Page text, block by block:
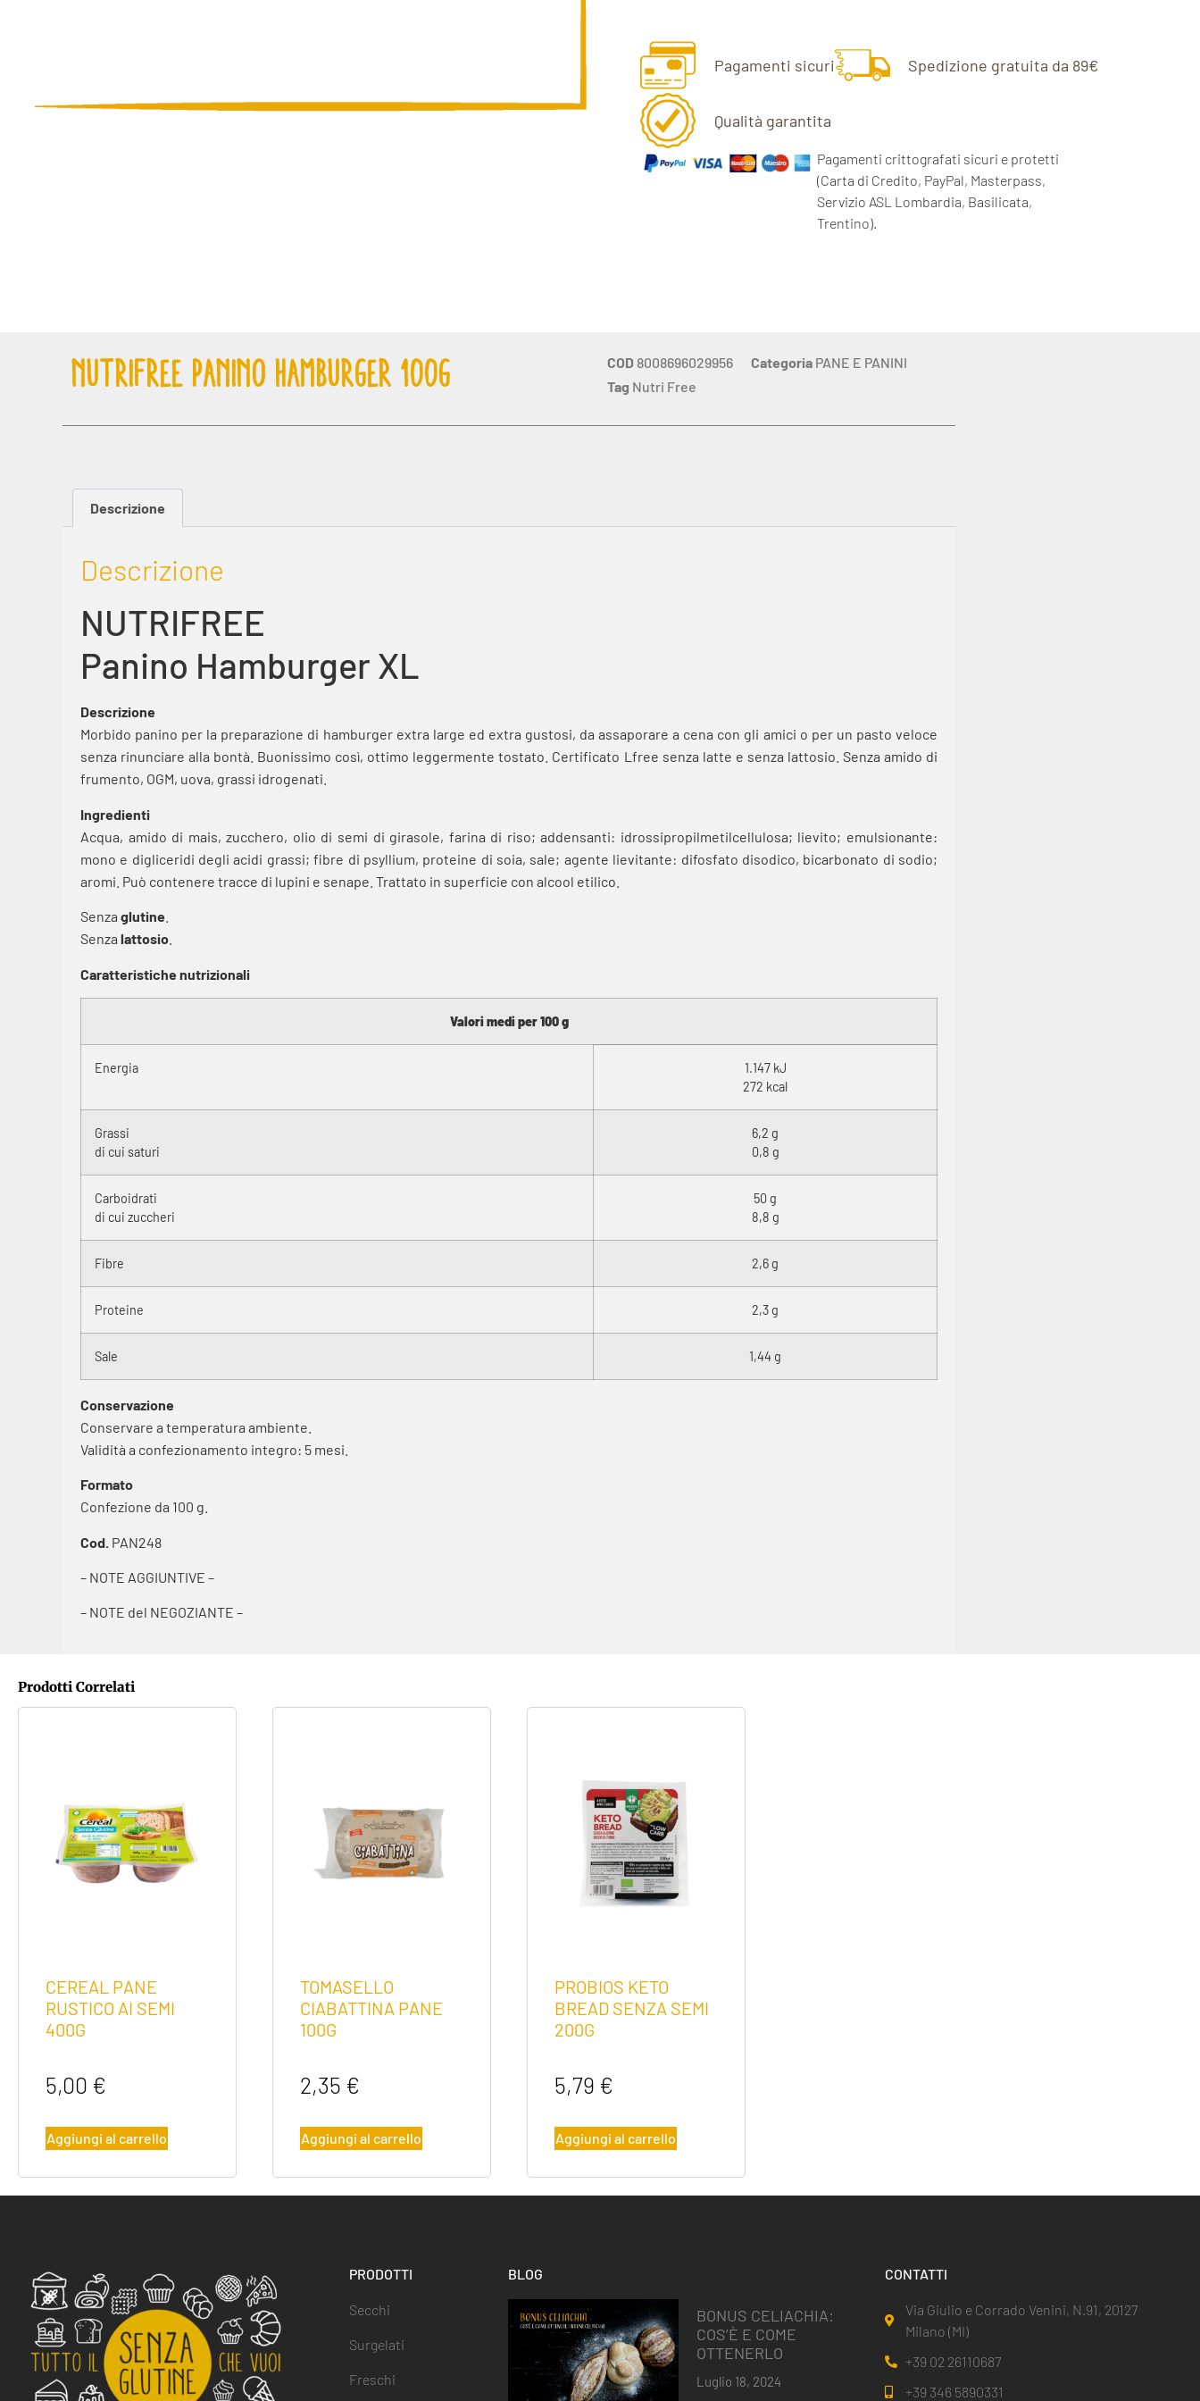
Pagamenti sicuri Spedizione gratuita da 89€
Qualità garantita
Pagamenti crittografati sicuri e protetti
(Carta di Credito, PayPal, Masterpass,
Servizio ASL Lombardia, Basilicata,
Trentino).
NUTRIFREE PANINO HAMBURGER 100G COD 8008696029956 Categoria PANE E PANINI
Tag Nutri Free
Descrizione
Descrizione
NUTRIFREE
Panino Hamburger XL
Descrizione
Morbido panino per la preparazione di hamburger extra large ed extra gustosi, da assaporare a cena con gli amici o per un pasto veloce
senza rinunciare alla bontà. Buonissimo così, ottimo leggermente tostato. Certificato Lfree senza latte e senza lattosio. Senza amido di
frumento, OGM, uova, grassi idrogenati.
Ingredienti
Acqua, amido di mais, zucchero, olio di semi di girasole, farina di riso; addensanti: idrossipropilmetilcellulosa; lievito; emulsionante:
mono e digliceridi degli acidi grassi; fibre di psyllium, proteine di soia, sale; agente lievitante: difosfato disodico, bicarbonato di sodio;
aromi. Può contenere tracce di lupini e senape. Trattato in superficie con alcool etilico.
Senza glutine
Senza lattosio
Caratteristiche nutrizionali
Valori medi per 100 g
Energia
1.147 kJ
272 kcal
Grassi
di cui saturi
6,2 g
0,8 g
Carboidrati
di cui zuccheri
50 g
8,8 g
Fibre 2,6 g
Proteine 2,3 g
Sale 1,44 g
Conservazione
Conservare a temperatura ambiente.
Validità a confezionamento integro: 5 mesi.
Formato
Confezione da 100 g.
Cod. PAN248
– NOTE AGGIUNTIVE –
– NOTE del NEGOZIANTE –
Prodotti Correlati
CEREAL PANE
RUSTICO AI SEMI
400G
5,00 €
Aggiungi al carrello
TOMASELLO
CIABATTINA PANE
100G
2,35 €
Aggiungi al carrello
PROBIOS KETO
BREAD SENZA SEMI
200G
5,79 €
Aggiungi al carrello
PRODOTTI
Secchi
Surgelati
Freschi
BLOG
BONUS CELIACHIA:
COS’È E COME
OTTENERLO
Luglio 18, 2024
CONTATTI
Via Giulio e Corrado Venini, N.91, 20127
Milano (MI)
+39 02 26110687
+39 346 5890331